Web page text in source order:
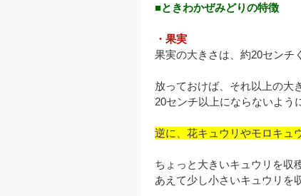
■ときわかぜみどりの特徴
・果実
果実の大きさは、約20センチ
放っておけば、それ以上の大
20センチ以上にならないよう
逆に、花キュウリやモロキュ
ちょっと大きいキュウリを収
あえて少し小さいキュウリを